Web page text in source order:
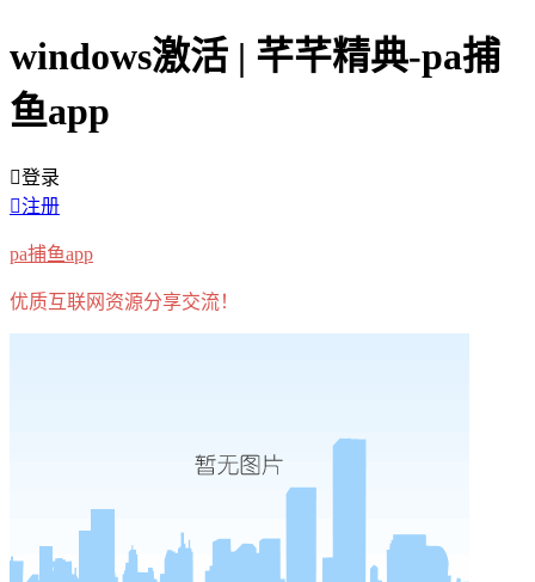
windows激活 | 芊芊精典-pa捕
鱼app
登录
注册
pa捕鱼app
优质互联网资源分享交流！